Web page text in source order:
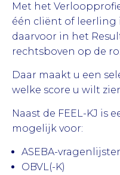
Met het
één cliënt of leerling
daarvoor in het
rechtsboven op de
Daar maakt u een
welke score u wilt
Naast de FEEL-KJ is
mogelijk voor:
ASEBA-vragenlijsten
OBVL(-K)